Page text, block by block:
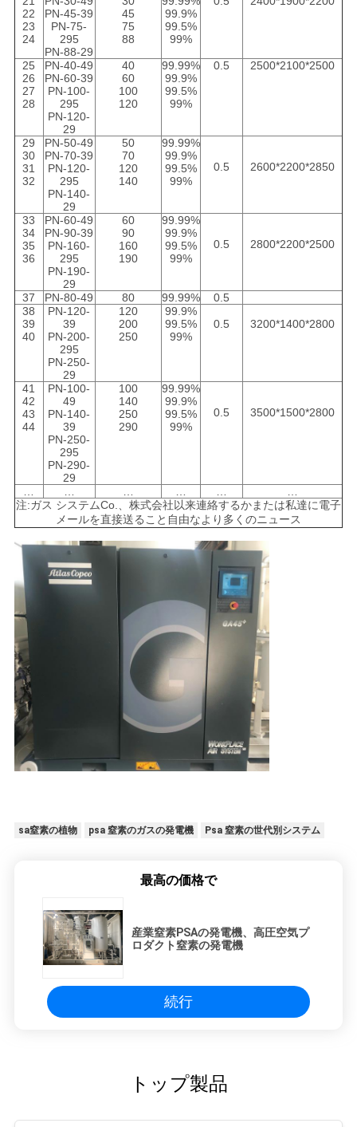
ラ
イ
バ
ー
ポ
リ
シ
22
23
24
PN-45-39
PN-75-
295
PN-88-29
45
75
88
99.9%
99.5%
99%
25
26
27
28
PN-40-49
PN-60-39
PN-100-
295
PN-120-
29
40
60
100
120
99.99%
99.9%
99.5%
99%
0.5 2500*2100*2500
29
30
31
32
PN-50-49
PN-70-39
PN-120-
295
PN-140-
29
50
70
120
140
99.99%
99.9%
99.5%
99%
0.5 2600*2200*2850
33
34
35
36
PN-60-49
PN-90-39
PN-160-
295
PN-190-
29
60
90
160
190
99.99%
99.9%
99.5%
99%
0.5 2800*2200*2500
37 PN-80-49 80 99.99%
0.5
38
39
40
PN-120-
39
PN-200-
295
PN-250-
29
120
200
250
99.9%
99.5%
99%
0.5 3200*1400*2800
41
42
43
44
PN-100-
49
PN-140-
39
PN-250-
295
PN-290-
29
100
140
250
290
99.99%
99.9%
99.5%
99%
0.5 3500*1500*2800
… … … … …
…
注:ガス システムCo.、株式会社以来連絡するかまたは私達に電子
メールを直接送ること自由なより多くのニュース
sa窒素の植物 psa 窒素のガスの発電機 Psa 窒素の世代別システム
最高の価格で
産業窒素PSAの発電機、高圧空気プ
ロダクト窒素の発電機
続行
トップ製品